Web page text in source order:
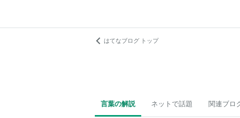
はてなブログ トップ
言葉の解説 ネットで話題 関連ブロ